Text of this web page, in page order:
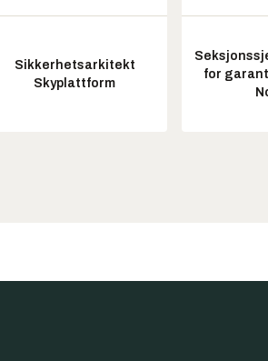
Sikkerhetsarkitekt
Skyplattform
for